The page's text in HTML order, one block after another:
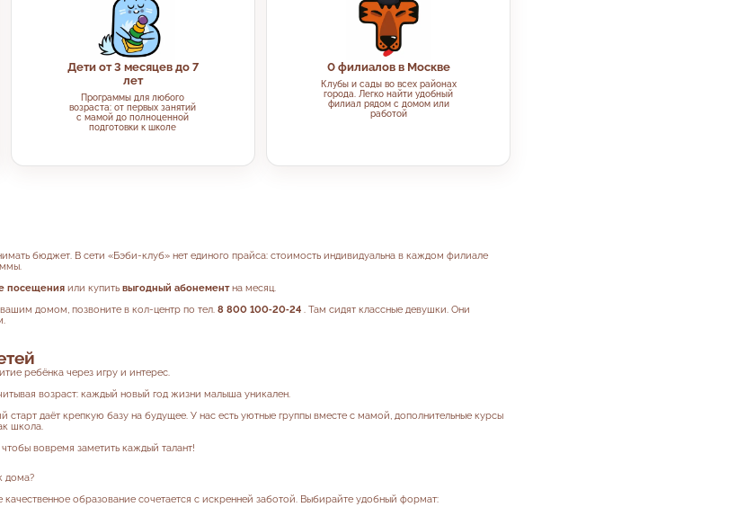
Дети от 3 месяцев до 7
лет
Программы для любого
возраста: от первых занятий
с мамой до полноценной
подготовки к школе
0 филиалов в Москве
Клубы и сады во всех районах
города. Легко найти удобный
филиал рядом с домом или
работой
бюджет. В сети «Бэби-клуб» нет единого прайса: стоимость индивидуальна в каждом филиале
посещенияили купить выгодный абонементна месяц.
домом, позвоните в кол-центр по тел. 8 800 100‑20‑24 . Там сидят классные девушки. Они
ребёнка через игру и интерес.
возраст: каждый новый год жизни малыша уникален.
старт даёт крепкую базу на будущее. У нас есть уютные группы вместе с мамой, дополнительные курсы
школа.
вовремя заметить каждый талант!
дома?
образование сочетается с искренней заботой. Выбирайте удобный формат: